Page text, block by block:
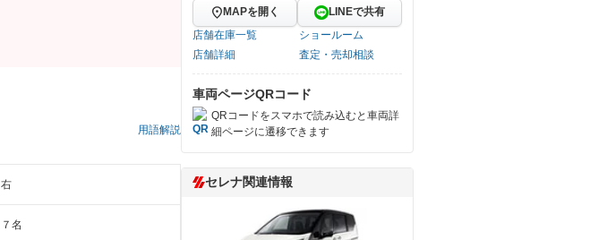
用語解説
右
７名
MAPを開く
LINEで共有
店舗在庫一覧
ショールーム
店舗詳細
査定・売却相談
車両ページQRコード
QRコードをスマホで読み込むと車両詳
細ページに遷移できます
セレナ関連情報